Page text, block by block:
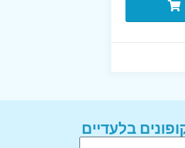
בלעדיים